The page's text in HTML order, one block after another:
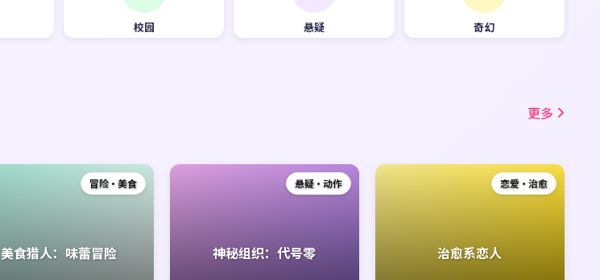
校园 悬疑 奇幻
更多
美食猎人：味蕾冒险
冒险·美食
神秘组织：代号零
悬疑·动作
治愈系恋人
恋爱·治愈